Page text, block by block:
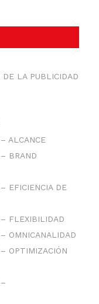
DE LA PUBLICIDAD
ALCANCE
BRAND
EFICIENCIA DE
– FLEXIBILIDAD
OMNICANALIDAD
OPTIMIZACIÓN